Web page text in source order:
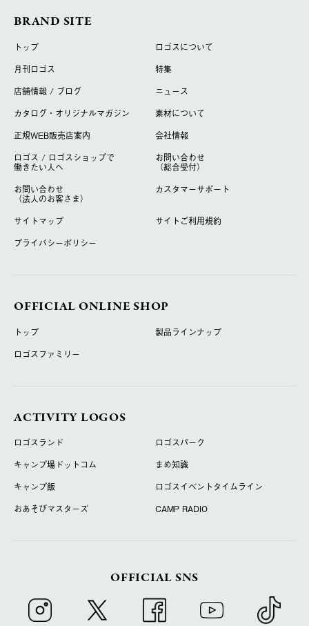
BRAND SITE
トップ
ロゴスについて
月刊ロゴス
特集
店舗情報 / ブログ
ニュース
カタログ・オリジナルマガジン
素材について
正規WEB販売店案内
会社情報
ロゴス / ロゴスショップで
働きたい人へ
お問い合わせ
（総合受付）
お問い合わせ
（法人のお客さま）
カスタマーサポート
サイトマップ
サイトご利用規約
プライバシーポリシー
OFFICIAL ONLINE SHOP
トップ
製品ラインナップ
ロゴスファミリー
ACTIVITY LOGOS
ロゴスランド
ロゴスパーク
キャンプ場ドットコム
まめ知識
キャンプ飯
ロゴスイベントタイムライン
おあそびマスターズ
CAMP RADIO
OFFICIAL SNS